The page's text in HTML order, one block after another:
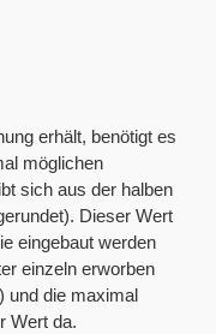
erhält, benötigt es
möglichen
sich aus der halben
Dieser Wert
eingebaut werden
einzeln erworben
und die maximal
Wert da.